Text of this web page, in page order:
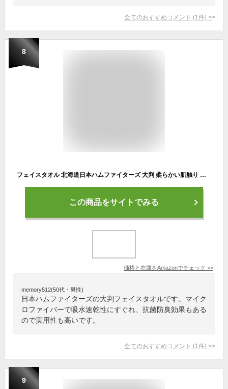
全てのおすすめコメント (1 件) >
8
フェイスタオル 北海道日本ハムファイターズ 大判 柔らかい肌触り マイクロファイバー 軽量 吸水 速乾 抗菌防臭 バスタオル ビーチ 海水浴 旅行用 家庭用品 バス用品 四季通用 プレゼント ギフト 贈り物 30*70cm
この商品をサイトでみる
価格と在庫をAmazonでチェック >>
memory512(50代・男性)
日本ハムファイターズの大判フェイスタオルです。マイク
ロファイバーで吸水速乾性にすぐれ、抗菌防臭効果もある
ので実用性も高いです。
全てのおすすめコメント (1 件) >
9